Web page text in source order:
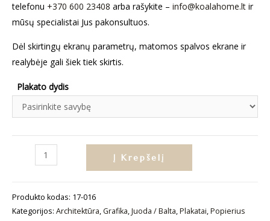
telefonu +370 600 23408 arba rašykite – info@koalahome.lt ir
mūsų specialistai Jus pakonsultuos.
Dėl skirtingų ekranų parametrų, matomos spalvos ekrane ir
realybėje gali šiek tiek skirtis.
Plakato dydis
produkto
„Eifelio
bokštas“
Į Krepšelį
Produkto kodas: 17-016
Kategorijos: Architektūra,Grafika,Juoda / Balta,Plakatai,Popierius